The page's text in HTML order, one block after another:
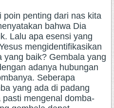
poin penting dari nas kita
bahwa Dia
Lalu apa esensi yang
mengidentifikasikan
yang baik? Gembala yang
adanya hubungan
Seberapa
yang ada di padang
mengenal domba-